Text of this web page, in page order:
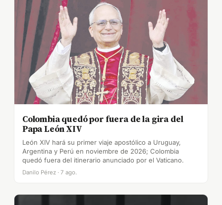
Colombia quedó por fuera de la gira del
Papa León XIV
León XIV hará su primer viaje apostólico a Uruguay,
Argentina y Perú en noviembre de 2026; Colombia
quedó fuera del itinerario anunciado por el Vaticano.
Danilo Pérez · 7 ago.